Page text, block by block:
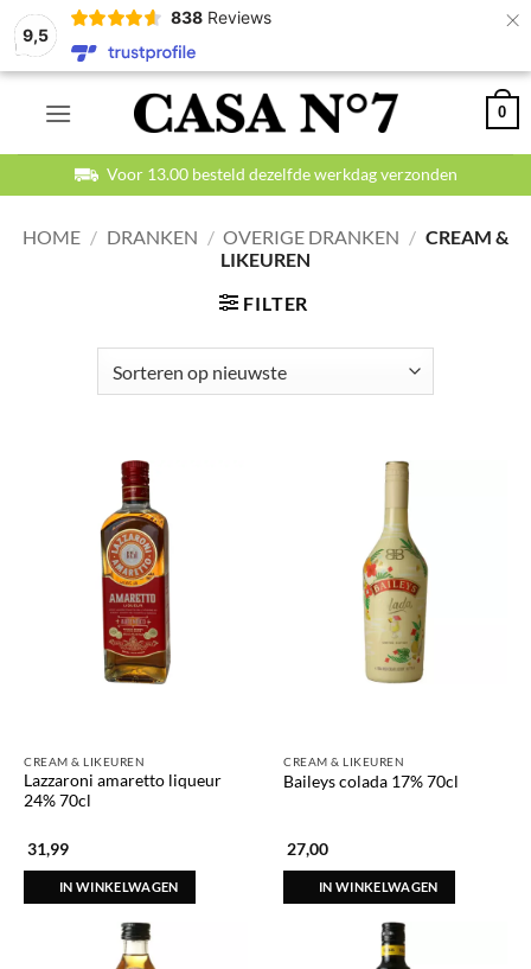
9,5
838 Reviews ×
Ga
0
Betaal veilig en achteraf
HOME / DRANKEN / OVERIGE DRANKEN / CREAM &
LIKEUREN
FILTER
CREAM & LIKEUREN
Lazzaroni amaretto liqueur
24% 70cl
31,99
IN WINKELWAGEN
CREAM & LIKEUREN
Baileys colada 17% 70cl
27,00
IN WINKELWAGEN